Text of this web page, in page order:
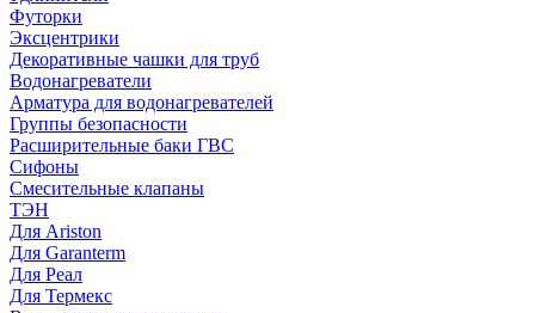
Футорки
Эксцентрики
Декоративные чашки для труб
Водонагреватели
Арматура для водонагревателей
Группы безопасности
Расширительные баки ГВС
Сифоны
Смесительные клапаны
ТЭН
Для Ariston
Для Garanterm
Для Реал
Для Термекс